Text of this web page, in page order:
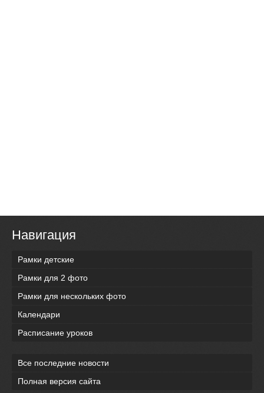
Навигация
Рамки детские
Рамки для 2 фото
Рамки для нескольких фото
Календари
Расписание уроков
Все последние новости
Полная версия сайта